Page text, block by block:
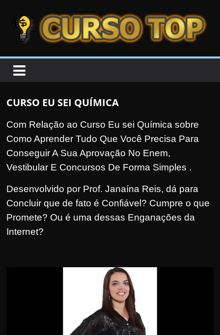
CURSOTOP
s
e
l
h
o
r
s
C
u
r
CURSO EU SEI QUÍMICA
Com Relação ao Curso Eu sei Química sobre
Como Aprender Tudo Que Você Precisa Para
Conseguir A Sua Aprovação No Enem,
Vestibular E Concursos De Forma Simples .
Desenvolvido por Prof. Janaína Reis, dá para
Concluir que de fato é Confiável? Cumpre o que
Promete? Ou é uma dessas Enganações da
Internet?